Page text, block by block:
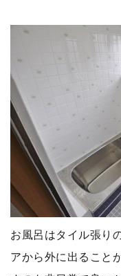
お風呂はタイル張り
アから外に出ること